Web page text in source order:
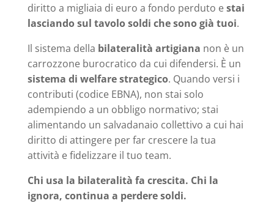
diritto a migliaia di euro a fondo perduto estai
lasciando sul tavolo soldi che sono già tuoi.
Il sistema della bilateralità artigiana non è un
carrozzone burocratico da cui difendersi. È un
sistema di welfare strategico. Quando versi i
contributi (codice EBNA), non stai solo
adempiendo a un obbligo normativo; stai
alimentando un salvadanaio collettivo a cui hai
diritto di attingere per far crescere la tua
attività e fidelizzare il tuo team.
Chi usa la bilateralità fa crescita. Chi la
ignora, continua a perdere soldi.